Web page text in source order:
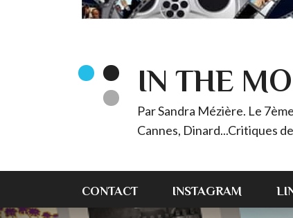
IN THE
Par Sandra Mézière. Le
Cannes, Dinard...Critiques
CONTACT INSTAGRAM